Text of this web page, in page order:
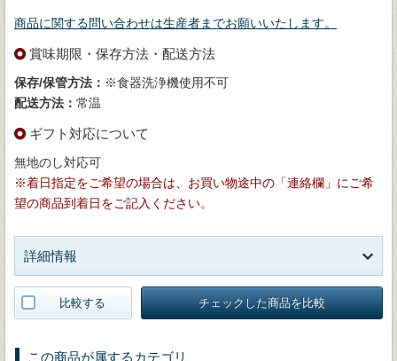
商品に関する問い合わせは生産者までお願いいたします。
賞味期限・保存方法・配送方法
保存/保管方法： ※食器洗浄機使用不可
配送方法： 常温
ギフト対応について
無地のし対応可
※着日指定をご希望の場合は、お買い物途中の「連絡欄」にご希
望の商品到着日をご記入ください。
詳細情報
比較する チェックした商品を比較
この商品が属するカテゴリ